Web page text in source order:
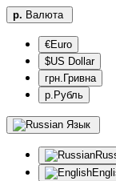
р. Валюта
€Euro
$US Dollar
грн.Гривна
р.Рубль
Язык